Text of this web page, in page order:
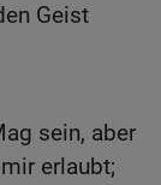
Geist
sein, aber
erlaubt;